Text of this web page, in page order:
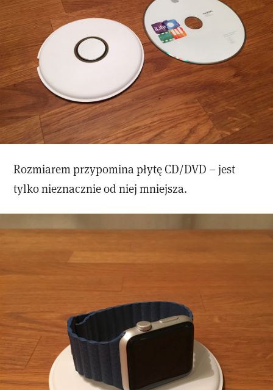
Rozmiarem przypomina płytę CD/DVD – jest
tylko nieznacznie od niej mniejsza.